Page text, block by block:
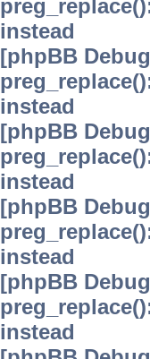
instead
[phpBB
instead
[phpBB
instead
[phpBB
instead
[phpBB
instead